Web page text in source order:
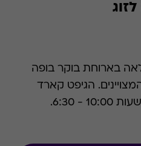
בארוחת בוקר בופה
זוגית באחד מבתי המלון המצויינים. הגיפט קארד
- 6:30.